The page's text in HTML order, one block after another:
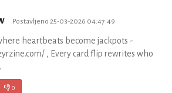
Postavljeno 25-03-2026 04:47:49
heartbeats become jackpots -
, Every card flip rewrites who
👎0